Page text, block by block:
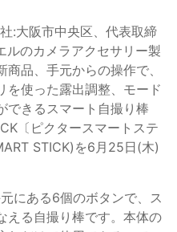
:大阪市中央区、代表取締
ルのカメラアクセサリー製
品、手元からの操作で、
を使った露出調整、モード
できるスマート自撮り棒
〔ピクタースマートステ
STICK)を6月25日(木)
にある6個のボタンで、ス
える自撮り棒です。本体の